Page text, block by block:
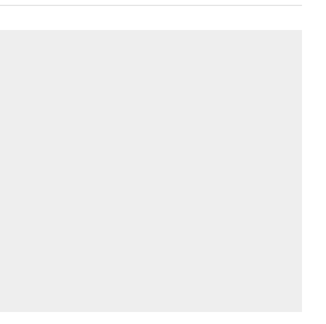
Nông nghiệp và Môi trường